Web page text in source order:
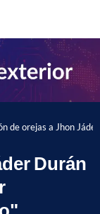
de orejas a Jhon
Durán